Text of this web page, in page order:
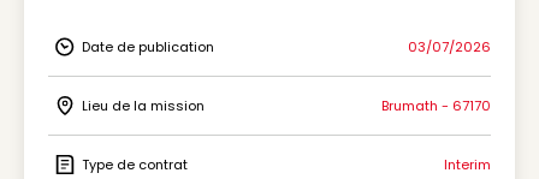
Icon Date de publication
Date de publication 03/07/2026
Icon Lieu de la mission
Lieu de la mission Brumath - 67170
Type de contrat Interim